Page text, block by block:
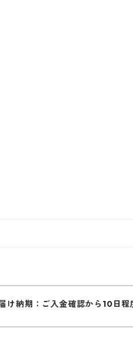
け納期：ご入金確認から10日